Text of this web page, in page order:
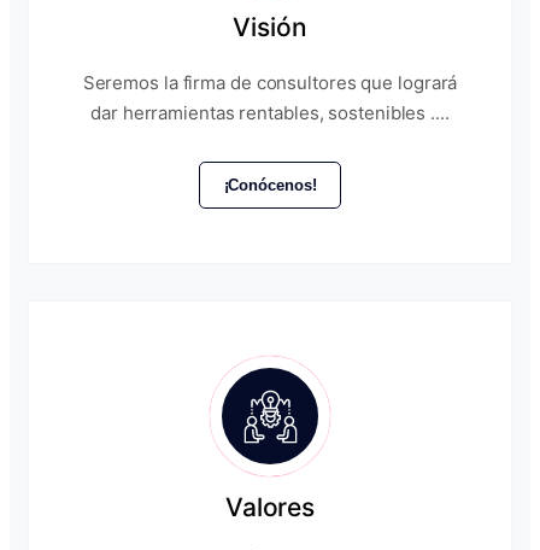
Visión
Seremos la firma de consultores que logrará
dar herramientas rentables, sostenibles ....
¡Conócenos!
Valores